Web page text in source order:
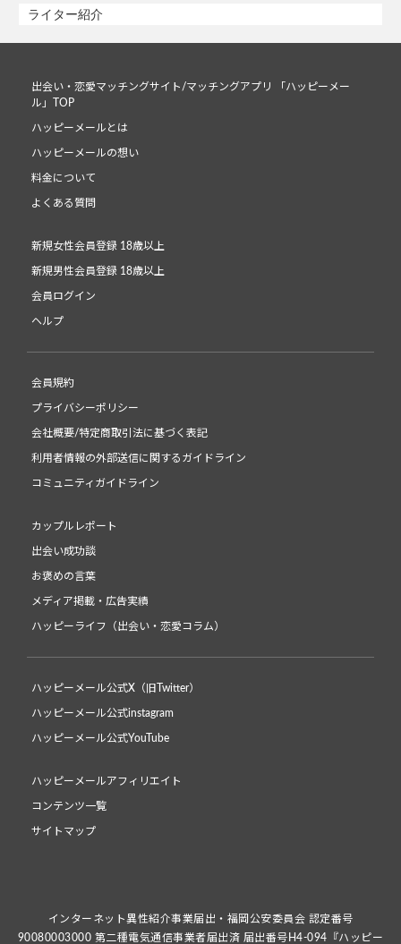
ライター紹介
出会い・恋愛マッチングサイト/マッチングアプリ 「ハッピーメー
ル」TOP
ハッピーメールとは
ハッピーメールの想い
料金について
よくある質問
新規女性会員登録 18歳以上
新規男性会員登録 18歳以上
会員ログイン
ヘルプ
会員規約
プライバシーポリシー
会社概要/特定商取引法に基づく表記
利用者情報の外部送信に関するガイドライン
コミュニティガイドライン
カップルレポート
出会い成功談
お褒めの言葉
メディア掲載・広告実績
ハッピーライフ（出会い・恋愛コラム）
ハッピーメール公式X（旧Twitter）
ハッピーメール公式instagram
ハッピーメール公式YouTube
ハッピーメールアフィリエイト
コンテンツ一覧
サイトマップ
インターネット異性紹介事業届出・福岡公安委員会 認定番号
90080003000 第二種電気通信事業者届出済 届出番号H4-094『ハッピー